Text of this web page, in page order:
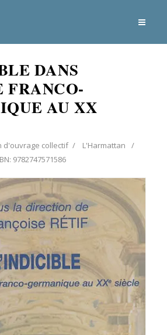
DANS
FRANCO-
AU XX
d'ouvrage collectif
L'Harmattan
9782747571586